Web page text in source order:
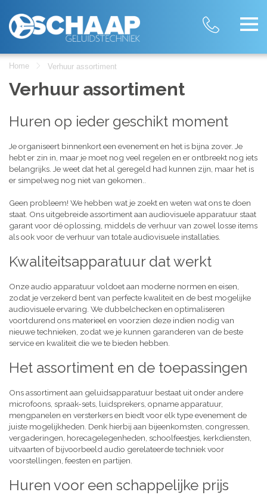
Home Verhuur assortiment
Verhuur assortiment
Huren op ieder geschikt moment
Je organiseert binnenkort een evenement en het is bijna zover. Je
hebt er zin in, maar je moet nog veel regelen en er ontbreekt nog iets
belangrijks. Je weet dat het al geregeld had kunnen zijn, maar het is
er simpelweg nog niet van gekomen..
Geen probleem! We hebben wat je zoekt en weten wat ons te doen
staat. Ons uitgebreide assortiment aan audiovisuele apparatuur staat
garant voor dé oplossing, middels de verhuur van zowel losse items
als ook voor de verhuur van totale audiovisuele installaties.
Kwaliteitsapparatuur dat werkt
Onze audio apparatuur voldoet aan moderne normen en eisen,
zodat je verzekerd bent van perfecte kwaliteit en de best mogelijke
audiovisuele ervaring. We dubbelchecken en optimaliseren
voortdurend ons materieel en voorzien deze indien nodig van
nieuwe technieken, zodat we je kunnen garanderen van de beste
service en kwaliteit die we te bieden hebben.
Het assortiment en de toepassingen
Ons assortiment aan geluidsapparatuur bestaat uit onder andere
microfoons, spraak-sets, luidsprekers, opname apparatuur,
mengpanelen en versterkers en biedt voor elk type evenement de
juiste mogelijkheden. Denk hierbij aan bijeenkomsten, congressen,
vergaderingen, horecagelegenheden, schoolfeestjes, kerkdiensten,
uitvaarten of bijvoorbeeld audio gerelateerde techniek voor
voorstellingen, feesten en partijen.
Huren voor een schappelijke prijs